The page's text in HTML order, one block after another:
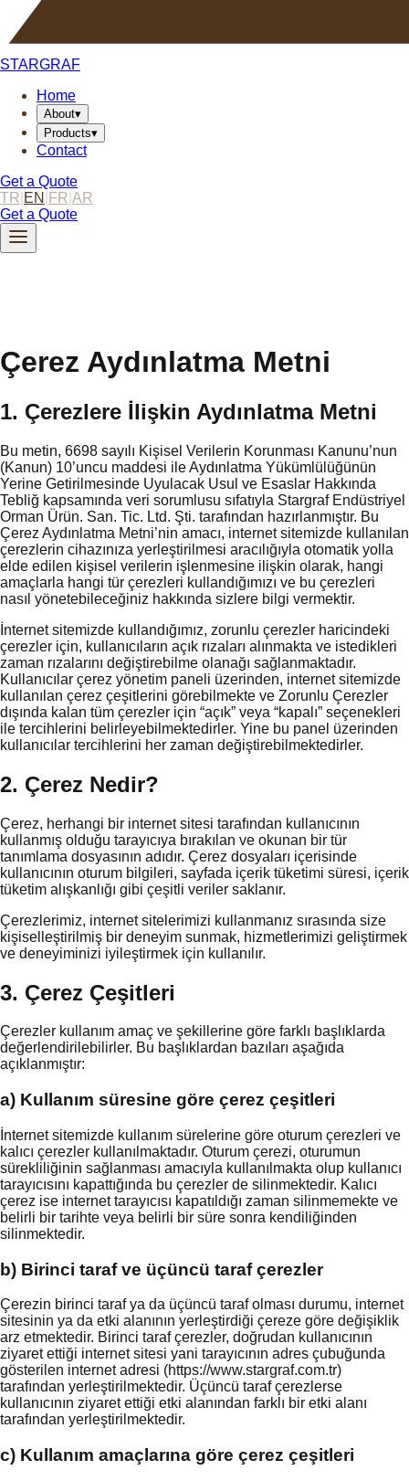
STARGRAF
Home
About▾
Products▾
Contact
Get a Quote
TR EN FR AR
Get a Quote
Çerez Aydınlatma Metni
1. Çerezlere İlişkin Aydınlatma Metni
Bu metin, 6698 sayılı Kişisel Verilerin Korunması Kanunu’nun
(Kanun) 10’uncu maddesi ile Aydınlatma Yükümlülüğünün
Yerine Getirilmesinde Uyulacak Usul ve Esaslar Hakkında
Tebliğ kapsamında veri sorumlusu sıfatıyla Stargraf Endüstriyel
Orman Ürün. San. Tic. Ltd. Şti. tarafından hazırlanmıştır. Bu
Çerez Aydınlatma Metni’nin amacı, internet sitemizde kullanılan
çerezlerin cihazınıza yerleştirilmesi aracılığıyla otomatik yolla
elde edilen kişisel verilerin işlenmesine ilişkin olarak, hangi
amaçlarla hangi tür çerezleri kullandığımızı ve bu çerezleri
nasıl yönetebileceğiniz hakkında sizlere bilgi vermektir.
İnternet sitemizde kullandığımız, zorunlu çerezler haricindeki
çerezler için, kullanıcıların açık rızaları alınmakta ve istedikleri
zaman rızalarını değiştirebilme olanağı sağlanmaktadır.
Kullanıcılar çerez yönetim paneli üzerinden, internet sitemizde
kullanılan çerez çeşitlerini görebilmekte ve Zorunlu Çerezler
dışında kalan tüm çerezler için “açık” veya “kapalı” seçenekleri
ile tercihlerini belirleyebilmektedirler. Yine bu panel üzerinden
kullanıcılar tercihlerini her zaman değiştirebilmektedirler.
2. Çerez Nedir?
Çerez, herhangi bir internet sitesi tarafından kullanıcının
kullanmış olduğu tarayıcıya bırakılan ve okunan bir tür
tanımlama dosyasının adıdır. Çerez dosyaları içerisinde
kullanıcının oturum bilgileri, sayfada içerik tüketimi süresi, içerik
tüketim alışkanlığı gibi çeşitli veriler saklanır.
Çerezlerimiz, internet sitelerimizi kullanmanız sırasında size
kişiselleştirilmiş bir deneyim sunmak, hizmetlerimizi geliştirmek
ve deneyiminizi iyileştirmek için kullanılır.
3. Çerez Çeşitleri
Çerezler kullanım amaç ve şekillerine göre farklı başlıklarda
değerlendirilebilirler. Bu başlıklardan bazıları aşağıda
açıklanmıştır:
a) Kullanım süresine göre çerez çeşitleri
İnternet sitemizde kullanım sürelerine göre oturum çerezleri ve
kalıcı çerezler kullanılmaktadır. Oturum çerezi, oturumun
sürekliliğinin sağlanması amacıyla kullanılmakta olup kullanıcı
tarayıcısını kapattığında bu çerezler de silinmektedir. Kalıcı
çerez ise internet tarayıcısı kapatıldığı zaman silinmemekte ve
belirli bir tarihte veya belirli bir süre sonra kendiliğinden
silinmektedir.
b) Birinci taraf ve üçüncü taraf çerezler
Çerezin birinci taraf ya da üçüncü taraf olması durumu, internet
sitesinin ya da etki alanının yerleştirdiği çereze göre değişiklik
arz etmektedir. Birinci taraf çerezler, doğrudan kullanıcının
ziyaret ettiği internet sitesi yani tarayıcının adres çubuğunda
gösterilen internet adresi (https://www.stargraf.com.tr)
tarafından yerleştirilmektedir. Üçüncü taraf çerezlerse
kullanıcının ziyaret ettiği etki alanından farklı bir etki alanı
tarafından yerleştirilmektedir.
c) Kullanım amaçlarına göre çerez çeşitleri